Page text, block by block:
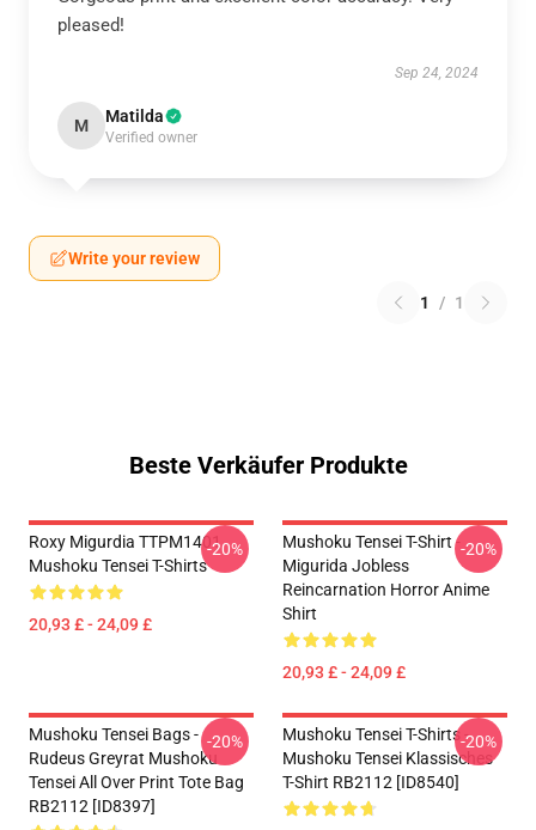
pleased!
Sep 24, 2024
M Matilda
Verified owner
Write your review
1 / 1
Beste Verkäufer Produkte
Roxy Migurdia TTPM1401
Mushoku Tensei T-Shirts
20,93 £ - 24,09 £
-20%
Mushoku Tensei T-Shirt -
Migurida Jobless
Reincarnation Horror Anime
Shirt
20,93 £ - 24,09 £
-20%
Mushoku Tensei Bags -
Rudeus Greyrat Mushoku
Tensei All Over Print Tote Bag
RB2112 [ID8397]
-20%
Mushoku Tensei T-Shirts -
Mushoku Tensei Klassisches
T-Shirt RB2112 [ID8540]
-20%